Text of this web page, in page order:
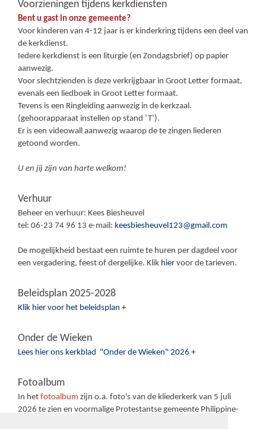
Voorzieningen tijdens kerkdiensten
Bent u gast in onze gemeente?
Voor kinderen van 4-12 jaar is er kinderkring tijdens een deel van
de kerkdienst.
Iedere kerkdienst is een liturgie (en Zondagsbrief) op papier
aanwezig.
Voor slechtzienden is deze verkrijgbaar in Groot Letter formaat,
evenals een liedboek in Groot Letter formaat.
Tevens is een Ringleiding aanwezig in de kerkzaal.
(gehoorapparaat instellen op stand ‘T’).
Er is een videowall aanwezig waarop de te zingen liederen
getoond worden.
U en jij zijn van harte welkom!
Verhuur
Beheer en verhuur: Kees Biesheuvel
tel: 06-23 74 96 13 e-mail: keesbiesheuvel123@gmail.com
De mogelijkheid bestaat een ruimte te huren per dagdeel voor
een vergadering, feest of dergelijke. Klik hier voor de tarieven.
Beleidsplan 2025-2028
Klik hier voor het beleidsplan +
Onder de Wieken
Lees hier ons kerkblad "Onder de Wieken" 2026 +
Fotoalbum
In het fotoalbum zijn o.a. foto's van de kliederkerk van 5 juli
2026 te zien en voormalige Protestantse gemeente Philippine-